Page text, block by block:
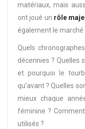
matériaux, mais
ont joué un rôle
également le marché
Quels
décennies ? Quelles
et pourquoi le
qu’avant ? Quelles
mieux chaque
féminine ?
utilisés ?